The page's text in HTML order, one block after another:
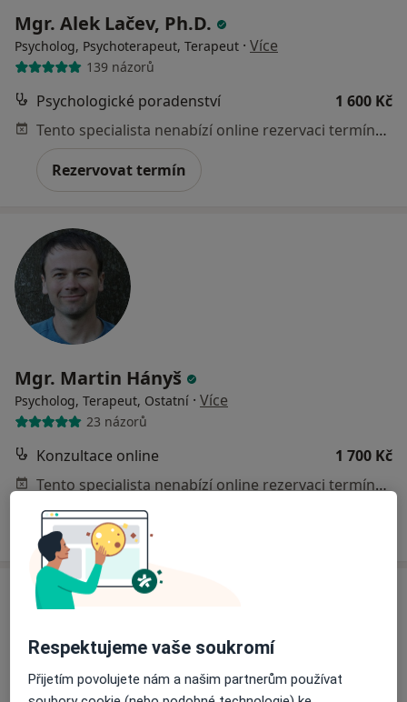
Mgr. Alek Lačev, Ph.D.
Psycholog, Psychoterapeut, Terapeut · Více
139 názorů
Psychologické poradenství
1 600 Kč
Tento specialista nenabízí online rezervaci termínu na této adrese.
Rezervovat termín
Mgr. Martin Hányš
Psycholog, Terapeut, Ostatní · Více
23 názorů
Konzultace online
1 700 Kč
Tento specialista nenabízí online rezervaci termínu na této adrese.
Rezervovat termín
Respektujeme vaše soukromí
Přijetím povolujete nám a našim partnerům používat